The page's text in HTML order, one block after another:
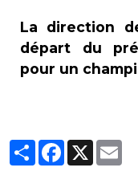
La direction
départ du
pour un
Partager
Facebook
X